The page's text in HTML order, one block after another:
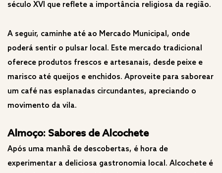
século XVI que reflete a importância religiosa da região.
A seguir, caminhe até ao Mercado Municipal, onde
poderá sentir o pulsar local. Este mercado tradicional
oferece produtos frescos e artesanais, desde peixe e
marisco até queijos e enchidos. Aproveite para saborear
um café nas esplanadas circundantes, apreciando o
movimento da vila.
Almoço: Sabores de Alcochete
Após uma manhã de descobertas, é hora de
experimentar a deliciosa gastronomia local. Alcochete é